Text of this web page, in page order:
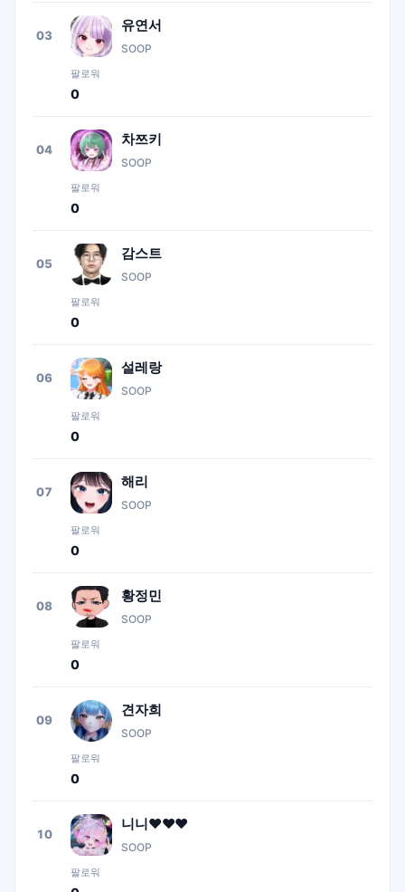
03
유연서
SOOP
팔로워
0
04
차쯔키
SOOP
팔로워
0
05
감스트
SOOP
팔로워
0
06
설레랑
SOOP
팔로워
0
07
해리
SOOP
팔로워
0
08
황정민
SOOP
팔로워
0
09
견자희
SOOP
팔로워
0
10
니니♥♥♥
SOOP
팔로워